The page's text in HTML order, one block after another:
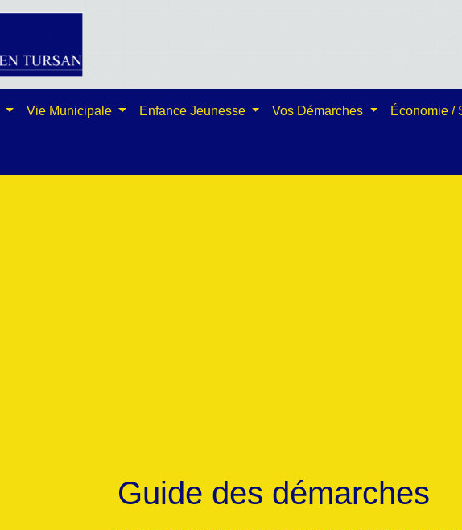
Vie Municipale Enfance Jeunesse Vos Démarches Économie /
Guide des démarches